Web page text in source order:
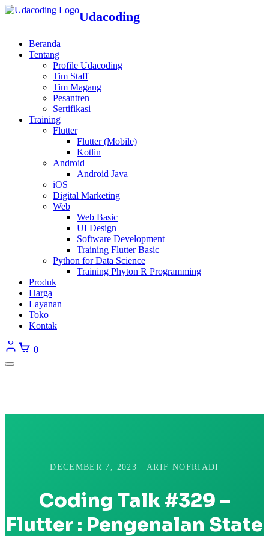
Udacoding
Beranda
Tentang
Profile Udacoding
Tim Staff
Tim Magang
Pesantren
Sertifikasi
Training
Flutter
Flutter (Mobile)
Kotlin
Android
Android Java
iOS
Digital Marketing
Web
Web Basic
UI Design
Software Development
Training Flutter Basic
Python for Data Science
Training Phyton R Programming
Produk
Harga
Layanan
Toko
Kontak
0
DECEMBER 7, 2023 · ARIF NOFRIADI
Coding Talk #329 –
Flutter : Pengenalan State